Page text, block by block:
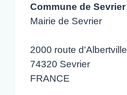
Commune de Sevrier
Mairie de Sevrier
2000 route d'Albertville
74320 Sevrier
FRANCE